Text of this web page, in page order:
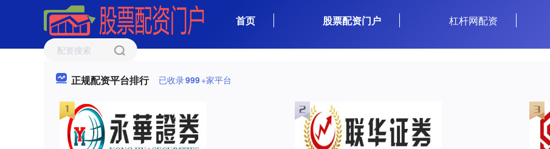
首页 股票配资门户 杠杆网配资
正规配资平台排行 已收录999+家平台